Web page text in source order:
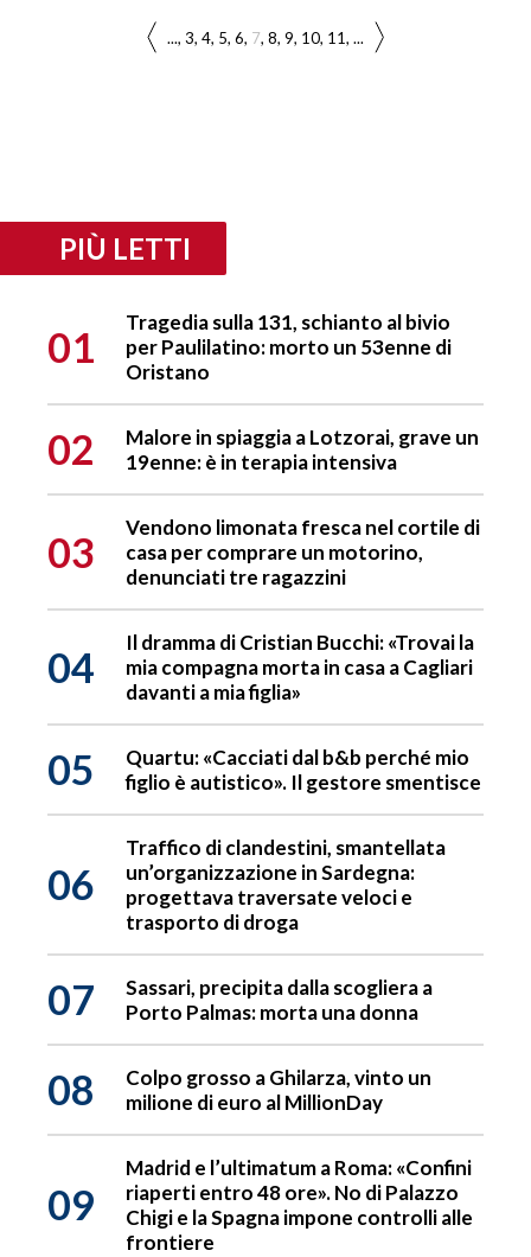
... 3 4 5 6 7 8 9 10 11 ...
PIÙ LETTI
01
Tragedia sulla 131, schianto al bivio
per Paulilatino: morto un 53enne di
Oristano
02
Malore in spiaggia a Lotzorai, grave un
19enne: è in terapia intensiva
03
Vendono limonata fresca nel cortile di
casa per comprare un motorino,
denunciati tre ragazzini
04
Il dramma di Cristian Bucchi: «Trovai la
mia compagna morta in casa a Cagliari
davanti a mia figlia»
05
Quartu: «Cacciati dal b&b perché mio
figlio è autistico». Il gestore smentisce
06
Traffico di clandestini, smantellata
un’organizzazione in Sardegna:
progettava traversate veloci e
trasporto di droga
07
Sassari, precipita dalla scogliera a
Porto Palmas: morta una donna
08
Colpo grosso a Ghilarza, vinto un
milione di euro al MillionDay
09
Madrid e l’ultimatum a Roma: «Confini
riaperti entro 48 ore». No di Palazzo
Chigi e la Spagna impone controlli alle
frontiere